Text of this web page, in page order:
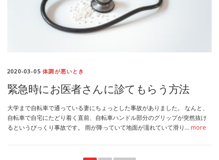
2020-03-05体調が悪いとき
緊急時にお医者さんに診てもらう方法
大学まで自転車で通っている妻にちょっとした事故がありました。 なんと、
自転車で自宅にたどり着く直前、自転車ハンドル部分のグリップが突然抜け
るというびっくり事故です。 雨が降っていて地面が濡れていて滑り… more